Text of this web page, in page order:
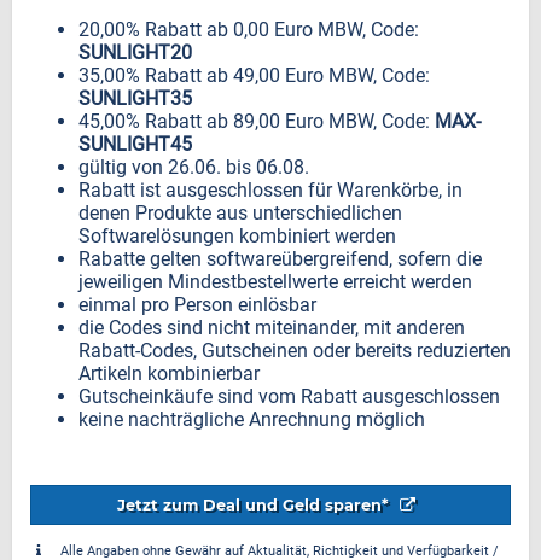
20,00% Rabatt ab 0,00 Euro MBW, Code:
SUNLIGHT20
35,00% Rabatt ab 49,00 Euro MBW, Code:
SUNLIGHT35
45,00% Rabatt ab 89,00 Euro MBW, Code: MAX-
SUNLIGHT45
gültig von 26.06. bis 06.08.
Rabatt ist ausgeschlossen für Warenkörbe, in
denen Produkte aus unterschiedlichen
Softwarelösungen kombiniert werden
Rabatte gelten softwareübergreifend, sofern die
jeweiligen Mindestbestellwerte erreicht werden
einmal pro Person einlösbar
die Codes sind nicht miteinander, mit anderen
Rabatt-Codes, Gutscheinen oder bereits reduzierten
Artikeln kombinierbar
Gutscheinkäufe sind vom Rabatt ausgeschlossen
keine nachträgliche Anrechnung möglich
Jetzt zum Deal und Geld sparen*
Alle Angaben ohne Gewähr auf Aktualität, Richtigkeit und Verfügbarkeit /